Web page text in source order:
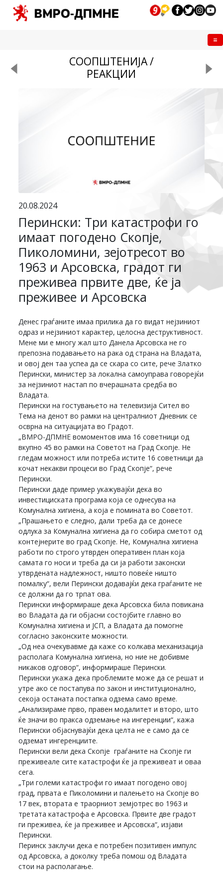
СООПШТЕНИЈА /
РЕАКЦИИ
20.08.2024
Перински: Три катастрофи го
имаат погодено Скопје,
Пиколомини, зејотресот во
1963 и Арсовска, градот ги
преживеа првите две, ќе ја
преживее и Арсовска
Денес граѓаните имаа прилика да го видат нејзиниот
одраз и нејзиниот карактер, целосна деструктивност.
Мене ми е многу жал што Данела Арсовска не го
препозна подавањето на рака од страна на Владата,
и овој ден таа успеа да се скара со сите, рече Златко
Перински, министер за локална самоуправа говорејќи
за нејзиниот настап по вчерашната средба во
Владата.
Перински на гостувањето на телевизија Сител во
Тема на денот во рамки на централниот Дневник се
осврна на ситуацијата во Градот.
„ВМРО-ДПМНЕ вомоментов има 16 советници од
вкупно 45 во рамки на Советот на Град Скопје. Не
гледам можност или потреба истите 16 советници да
кочат некакви процеси во Град Скопје“, рече
Перински.
Перински даде пример укажувајќи дека во
инвестициската програма која се однесува на
Комунална хигиена, а која е помината во Советот.
„Прашањето е следно, дали треба да се донесе
одлука за Комунална хигиена да го собира сметот од
контејнерите во град Скопје. Не, Комунална хигиена
работи по строго утврден оперативен план која
самата го носи и треба да си ја работи законски
утврдената надлежност, ништо повеќе ништо
помалку“, вели Перински додавајќи дека граѓаните не
се должни да го трпат ова.
Перински информираше дека Арсовска била повикана
во Владата да ги објасни состојбите главно во
Комунална хигиена и ЈСП, а Владата да помогне
согласно законските можности.
„Од неа очекувавме да каже со колкава механизација
располага Комунална хигиена, но ние не добивме
никаков одговор“, информираше Перински.
Перински укажа дека проблемите може да се решат и
утре ако се постапува по закон и институционално,
секоја останата постапка одзема само време.
„Анализираме прво, правен модалитет и второ, што
ќе значи во пракса одземање на ингеренции“, кажа
Перински објаснувајќи дека целта не е само да се
одземат ингеренциите.
Перински вели дека Скопје граѓаните на Скопје ги
преживеале сите катастрофи ќе ја преживеат и оваа
сега.
„Три големи катастрофи го имаат погодено овој
град, првата е Пиколомини и палењето на Скопје во
17 век, втората е траорниот земјотрес во 1963 и
третата катастрофа е Арсовска. Првите две градот
ги преживеа, ќе ја преживее и Арсовска“, изјави
Перински.
Перинск заклучи дека е потребен позитивен импулс
од Арсовска, а доколку треба помош од Владата
стои на располагање.